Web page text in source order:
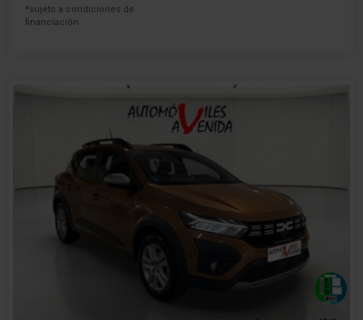
*sujeto a condiciones de
financiación